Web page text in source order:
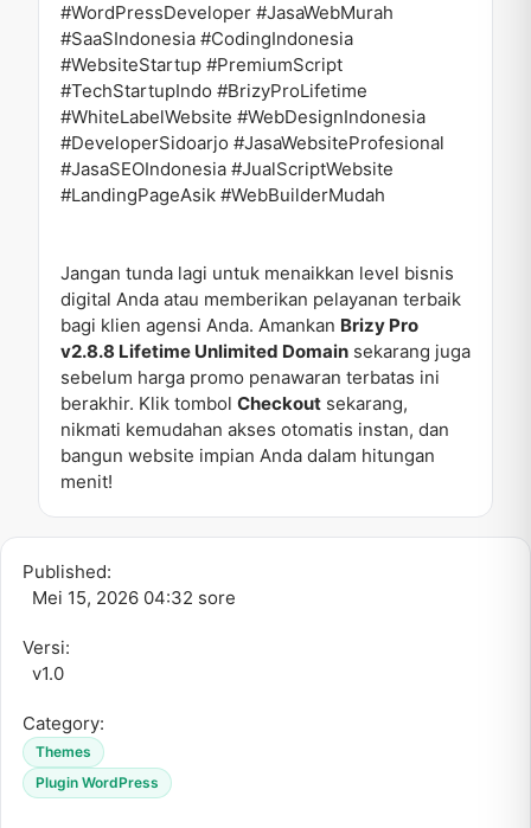
#WordPressDeveloper #JasaWebMurah
#SaaSIndonesia #CodingIndonesia
#WebsiteStartup #PremiumScript
#TechStartupIndo #BrizyProLifetime
#WhiteLabelWebsite #WebDesignIndonesia
#DeveloperSidoarjo #JasaWebsiteProfesional
#JasaSEOIndonesia #JualScriptWebsite
#LandingPageAsik #WebBuilderMudah
Jangan tunda lagi untuk menaikkan level bisnis
digital Anda atau memberikan pelayanan terbaik
bagi klien agensi Anda. Amankan Brizy Pro
v2.8.8 Lifetime Unlimited Domain sekarang juga
sebelum harga promo penawaran terbatas ini
berakhir. Klik tombol Checkout sekarang,
nikmati kemudahan akses otomatis instan, dan
bangun website impian Anda dalam hitungan
menit!
Published:
Mei 15, 2026 04:32 sore
Versi:
v1.0
Category:
Themes
Plugin WordPress